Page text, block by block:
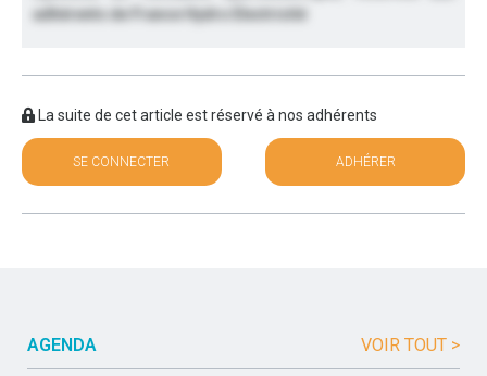
adhérents de France Hydro Electricité
La suite de cet article est réservé à nos adhérents
SE CONNECTER ADHÉRER
AGENDA VOIR TOUT >